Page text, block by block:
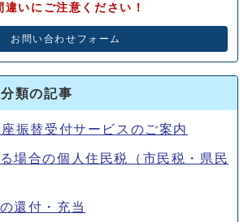
いにご注意ください！
お問い合わせフォーム
類の記事
振替受付サービスのご案内
場合の個人住民税（市民税・県民
還付・充当